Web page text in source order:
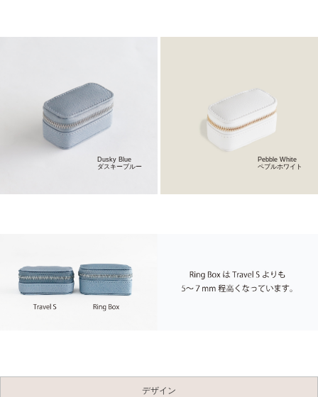
Dusky Blue
ダスキーブルー
Pebble White
ペブルホワイト
デザイン